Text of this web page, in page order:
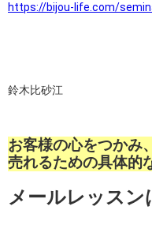
https://bijou-life.com/
鈴木比砂江
お客様の心をつかみ、
売れるための具体的
メールレッスン